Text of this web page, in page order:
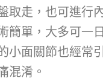
取走，也可進行
簡單，大多可一
小面關節也經常
混淆。